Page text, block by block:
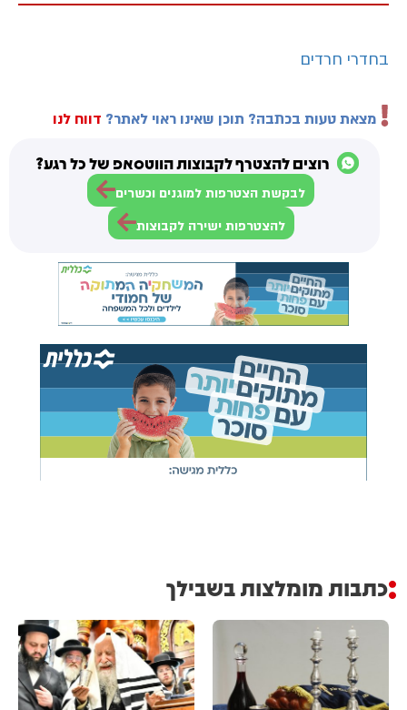
בחדרי חרדים
מצאת טעות בכתבה? תוכן שאינו ראוי לאתר? דווח לנו
רוצים להצטרף לקבוצות הווטסאפ של כל רגע?
לבקשת הצטרפות למוגנים וכשרים
להצטרפות ישירה לקבוצות
כתבות מומלצות בשבילך